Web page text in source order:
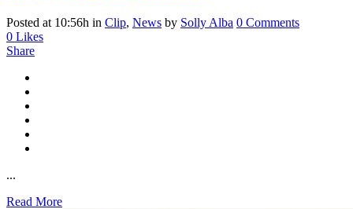
Posted at 10:56h in Clip, News by Solly Alba 0 Comments
0 Likes
Share
...
Read More